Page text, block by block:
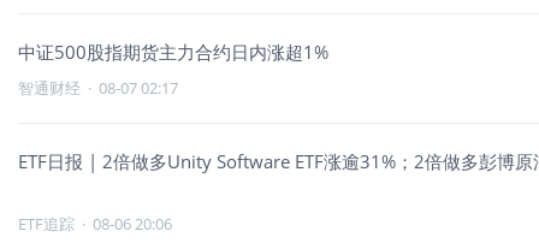
中证500股指期货主力合约日内涨超1%
智通财经 · 08-07 02:17
ETF日报 | 2倍做多Unity Software ETF涨逾31%；2倍做多彭博原
ETF追踪 · 08-06 20:06